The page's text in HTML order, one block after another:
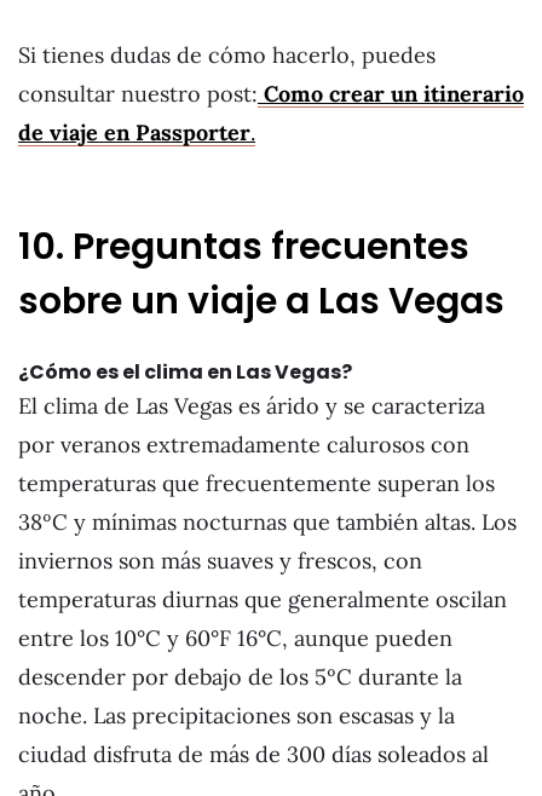
Si tienes dudas de cómo hacerlo, puedes
consultar nuestro post: Como crear un itinerario
de viaje en Passporter.
10. Preguntas frecuentes
sobre un viaje a Las Vegas
¿Cómo es el clima en Las Vegas?
El clima de Las Vegas es árido y se caracteriza
por veranos extremadamente calurosos con
temperaturas que frecuentemente superan los
38ºC y mínimas nocturnas que también altas. Los
inviernos son más suaves y frescos, con
temperaturas diurnas que generalmente oscilan
entre los 10°C y 60°F 16°C, aunque pueden
descender por debajo de los 5ºC durante la
noche. Las precipitaciones son escasas y la
ciudad disfruta de más de 300 días soleados al